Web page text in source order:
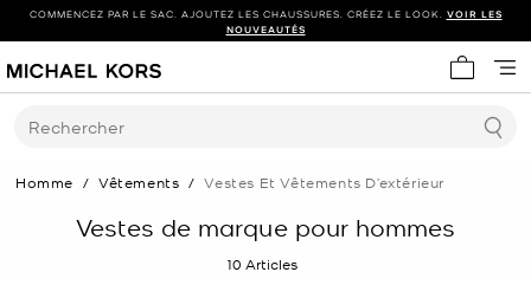
COMMENCEZ PAR LE SAC. AJOUTEZ LES CHAUSSURES. CRÉEZ LE LOOK. VOIR LES
NOUVEAUTÉS
Mon
Rechercher
Homme / Vêtements / Vestes Et Vêtements D’extérieur
Vestes de marque pour hommes
10 Articles